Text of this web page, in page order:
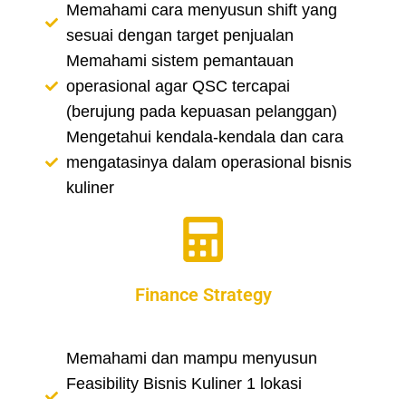
Memahami cara menyusun shift yang
sesuai dengan target penjualan
Memahami sistem pemantauan
operasional agar QSC tercapai
(berujung pada kepuasan pelanggan)
Mengetahui kendala-kendala dan cara
mengatasinya dalam operasional bisnis
kuliner
Finance Strategy
Memahami dan mampu menyusun
Feasibility Bisnis Kuliner 1 lokasi